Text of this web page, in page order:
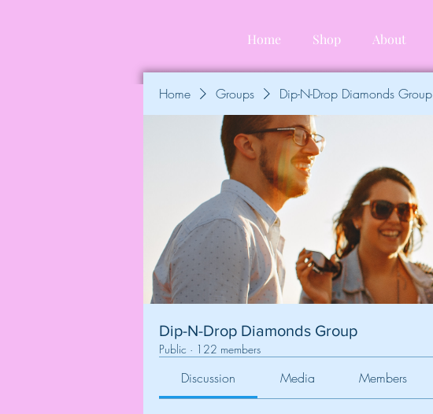
Home Shop About
Home Groups Dip-N-Drop Diamonds Group
Dip-N-Drop Diamonds Group
Public · 122 members
Discussion Media Members